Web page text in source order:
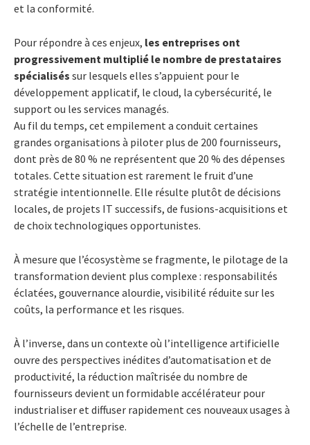
et la conformité.
Pour répondre à ces enjeux, les entreprises ont
progressivement multiplié le nombre de prestataires
spécialisés sur lesquels elles s’appuient pour le
développement applicatif, le cloud, la cybersécurité, le
support ou les services managés.
Au fil du temps, cet empilement a conduit certaines
grandes organisations à piloter plus de 200 fournisseurs,
dont près de 80 % ne représentent que 20 % des dépenses
totales. Cette situation est rarement le fruit d’une
stratégie intentionnelle. Elle résulte plutôt de décisions
locales, de projets IT successifs, de fusions-acquisitions et
de choix technologiques opportunistes.
À mesure que l’écosystème se fragmente, le pilotage de la
transformation devient plus complexe : responsabilités
éclatées, gouvernance alourdie, visibilité réduite sur les
coûts, la performance et les risques.
À l’inverse, dans un contexte où l’intelligence artificielle
ouvre des perspectives inédites d’automatisation et de
productivité, la réduction maîtrisée du nombre de
fournisseurs devient un formidable accélérateur pour
industrialiser et diffuser rapidement ces nouveaux usages à
l’échelle de l’entreprise.